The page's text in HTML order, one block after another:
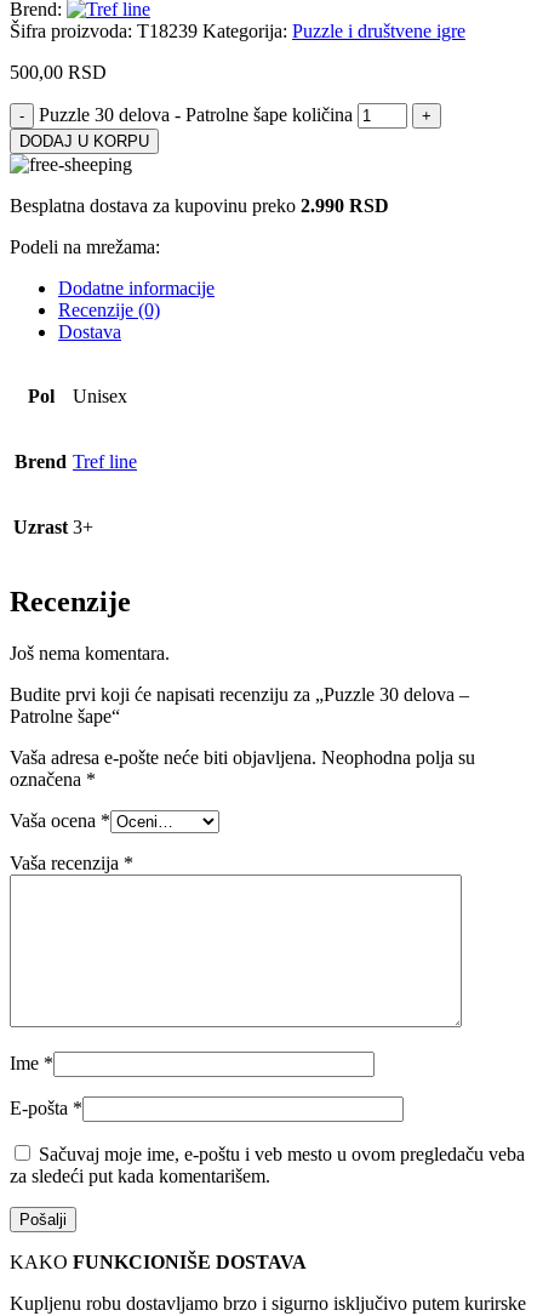
Brend:
Šifra proizvoda: T18239 Kategorija: Puzzle i društvene igre
500,00 RSD
Puzzle 30 delova - Patrolne šape količina
DODAJ U KORPU
Besplatna dostava za kupovinu preko 2.990 RSD
Podeli na mrežama:
Dodatne informacije
Recenzije (0)
Dostava
Pol Unisex
Brend Tref line
Uzrast 3+
Recenzije
Još nema komentara.
Budite prvi koji će napisati recenziju za „Puzzle 30 delova –
Patrolne šape“
Vaša adresa e-pošte neće biti objavljena. Neophodna polja su
označena *
Vaša ocena *
Vaša recenzija *
Ime *
E-pošta *
Sačuvaj moje ime, e-poštu i veb mesto u ovom pregledaču veba
za sledeći put kada komentarišem.
KAKO FUNKCIONIŠE DOSTAVA
Kupljenu robu dostavljamo brzo i sigurno isključivo putem kurirske